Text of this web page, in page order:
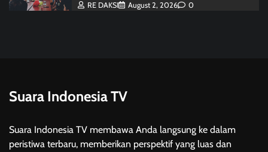
RE DAKSI August 2, 2026 0
Suara Indonesia TV
Suara Indonesia TV membawa Anda langsung ke dalam
peristiwa terbaru, memberikan perspektif yang luas dan